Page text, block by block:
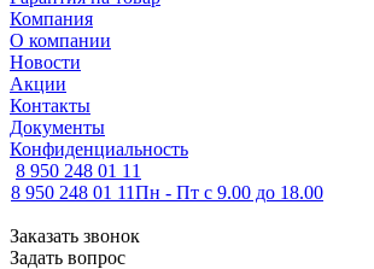
Компания
О компании
Новости
Акции
Контакты
Документы
Конфиденциальность
8 950 248 01 11
8 950 248 01 11Пн - Пт с 9.00 до 18.00
Заказать звонок
Задать вопрос